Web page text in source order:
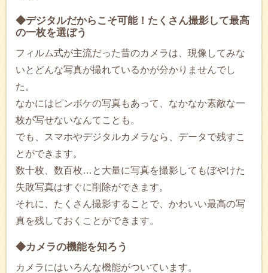
◆デジタルだからこそ可能！たくさん撮影して最高
の一枚を選ぼう
フィルム式が主流だった昔のカメラは、現像してみな
いとどんな写真が撮れているかが分かりませんでし
た。
なかにはピンボケの写真もあって、なかなか素敵な一
枚が写せないなんてことも。
でも、スマホやデジタルカメラなら、データで残すこ
とができます。
数十枚、数百枚…と大量に写真を撮影してもぼやけた
失敗写真はすぐに削除ができます。
それに、たくさん撮影することで、かわいい最高の写
真を残しておくことができます。
◆カメラの機能を知ろう
カメラにはいろんな機能がついています。